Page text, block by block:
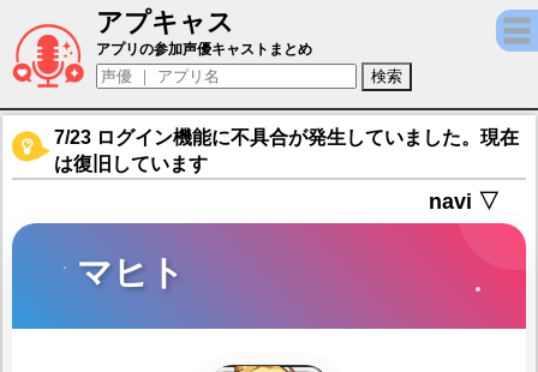
アプキャス
マヒト（声優：村瀬歩)【神式一閃 カムライ
アプリの参加声優キャストまとめ
7/23 ログイン機能に不具合が発生していました。現在
は復旧しています
navi ▽
マヒト